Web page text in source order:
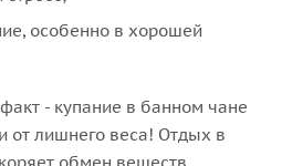
особенно в хорошей
- купание в банном чане
от лишнего веса! Отдых в